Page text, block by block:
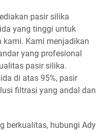
pasir silika
yang tinggi untuk
kami. Kami menjadikan
yang profesional
pasir silika.
di atas 95%, pasir
filtrasi yang andal dan
berkualitas, hubungi Ady